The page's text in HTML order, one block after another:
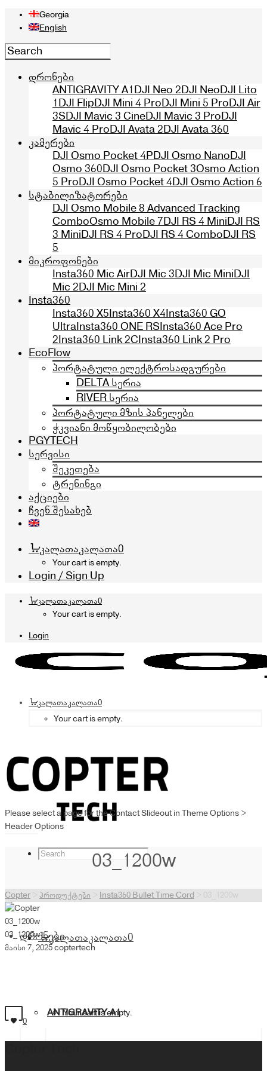
Georgia
English
დრონები
ANTIGRAVITY A1DJI Neo 2DJI NeoDJI Lito
1DJI FlipDJI Mini 4 ProDJI Mini 5 ProDJI Air
3SDJI Mavic 3 CineDJI Mavic 3 ProDJI
Mavic 4 ProDJI Avata 2DJI Avata 360
კამერები
DJI Osmo Pocket 4PDJI Osmo NanoDJI
Osmo 360DJI Osmo Pocket 3Osmo Action
5 ProDJI Osmo Pocket 4DJI Osmo Action 6
სტაბილიზატორები
DJI Osmo Mobile 8 Advanced Tracking
ComboOsmo Mobile 7DJI RS 4 MiniDJI RS
3 MiniDJI RS 4 ProDJI RS 4 ComboDJI RS
5
მიკროფონები
Insta360 Mic AirDJI Mic 3DJI Mic MiniDJI
Mic 2DJI Mic Mini 2
Insta360
Insta360 X5Insta360 X4Insta360 GO
UltraInsta360 ONE RSInsta360 Ace Pro
2Insta360 Link 2CInsta360 Link 2 Pro
EcoFlow
პორტატული ელექტროსადგურები
DELTA სერია
RIVER სერია
პორტატული მზის პანელები
ჭკვიანი მოწყობილობები
PGYTECH
სერვისი
შეკეთება
ტრენინგი
აქციები
ჩვენ შესახებ
კალათაკალათა0
Your cart is empty.
Login / Sign Up
კალათაკალათა0
Your cart is empty.
Login
კალათაკალათა0
Your cart is empty.
კალათაკალათა0
Your cart is empty.
დრონები
ANTIGRAVITY A1
Please select a page for the Contact Slideout in Theme Options >
Header Options
03_1200w
Copter პროდუქტები Insta360 Bullet Time Cord 03_1200w
03_1200w
03_1200w
მაისი 7, 2025coptertech
0